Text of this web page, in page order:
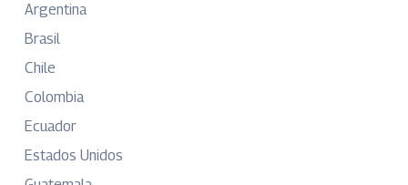
Argentina
Brasil
Chile
Colombia
Ecuador
Estados Unidos